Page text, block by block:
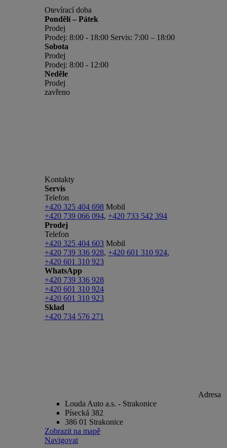
Otevírací doba
Pondělí – Pátek
Prodej
Prodej: 8:00 - 18:00 Servis: 7:00 – 18:00
Sobota
Prodej
Prodej: 8:00 - 12:00
Neděle
Prodej
zavřeno
Kontakty
Servis
Telefon
+420 325 404 698 Mobil
+420 739 066 094, +420 733 542 394
Prodej
Telefon
+420 325 404 603 Mobil
+420 739 336 928, +420 601 310 924,
+420 601 310 923
WhatsApp
+420 739 336 928
+420 601 310 924
+420 601 310 923
Sklad
+420 734 576 271
Adresa
Louda Auto a.s. - Strakonice
Písecká 382
386 01 Strakonice
Zobrazit na mapě
Navigovat